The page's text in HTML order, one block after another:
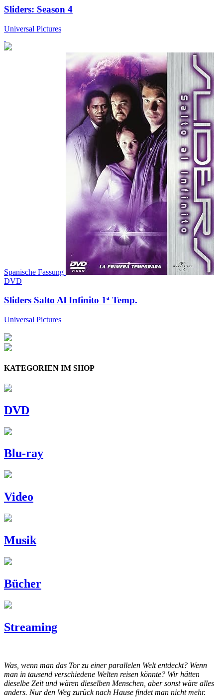
Sliders: Season 4
Universal Pictures
Spanische Fassung
DVD
Sliders Salto Al Infinito 1ª Temp.
Universal Pictures
KATEGORIEN IM SHOP
DVD
Blu-ray
Video
Musik
Bücher
Streaming
Was, wenn man das Tor zu einer parallelen Welt entdeckt? Wenn
man in tausend verschiedene Welten reisen könnte? Wir hätten
dieselbe Zeit und wären dieselben Menschen, aber sonst wäre alles
anders. Nur den Weg zurück nach Hause findet man nicht mehr.